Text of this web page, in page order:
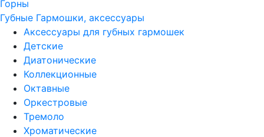
Горны
Губные Гармошки, аксессуары
Аксессуары для губных гармошек
Детские
Диатонические
Коллекционные
Октавные
Оркестровые
Тремоло
Хроматические